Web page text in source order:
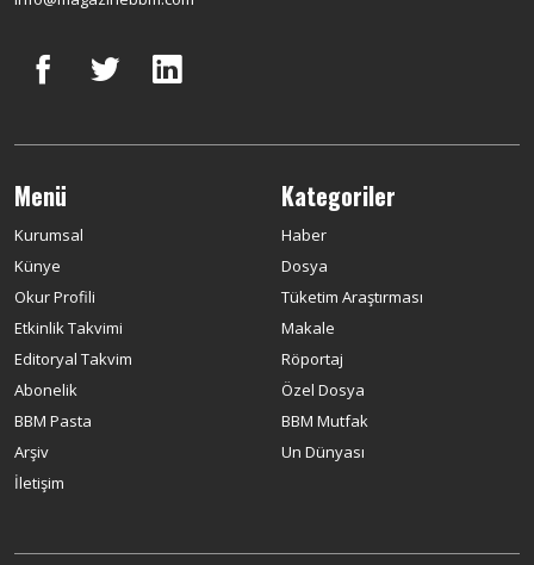
Menü
Kurumsal
Künye
Okur Profili
Etkinlik Takvimi
Editoryal Takvim
Abonelik
BBM Pasta
Arşiv
İletişim
Kategoriler
Haber
Dosya
Tüketim Araştırması
Makale
Röportaj
Özel Dosya
BBM Mutfak
Un Dünyası